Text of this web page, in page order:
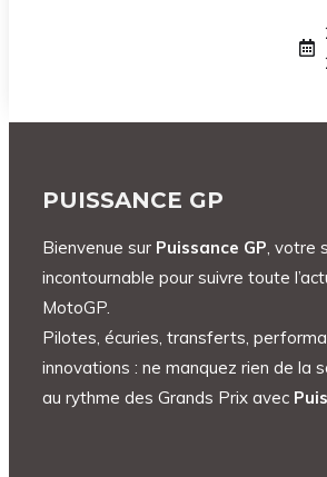
PUISSANCE GP
Bienvenue sur Puissance GP, votre
incontournable pour suivre toute
MotoGP.
Pilotes, écuries, transferts,
innovations : ne manquez rien de la
au rythme des Grands Prix avec